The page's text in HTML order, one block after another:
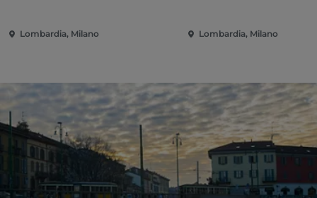
Lombardia, Milano Lombardia, Milano